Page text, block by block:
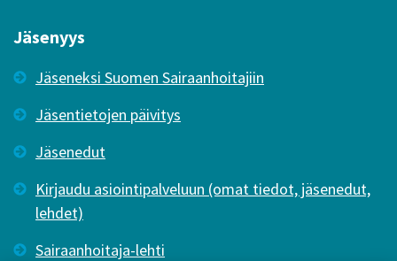
Jäsenyys
Jäseneksi Suomen Sairaanhoitajiin
Jäsentietojen päivitys
Jäsenedut
Kirjaudu asiointipalveluun (omat tiedot, jäsenedut,
lehdet)
Sairaanhoitaja-lehti